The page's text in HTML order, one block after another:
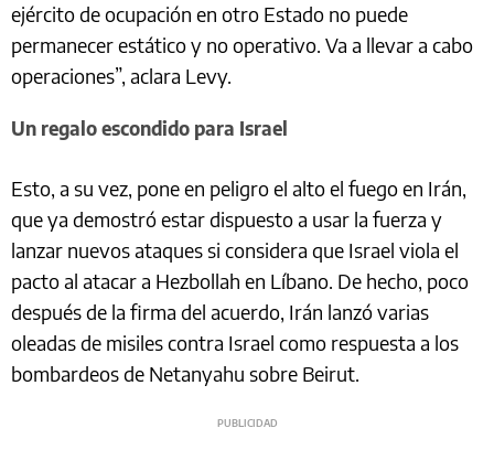
ejército de ocupación en otro Estado no puede
permanecer estático y no operativo. Va a llevar a cabo
operaciones”, aclara Levy.
Un regalo escondido para Israel
Esto, a su vez, pone en peligro el alto el fuego en Irán,
que ya demostró estar dispuesto a usar la fuerza y
lanzar nuevos ataques si considera que Israel viola el
pacto al atacar a Hezbollah en Líbano. De hecho, poco
después de la firma del acuerdo, Irán lanzó varias
oleadas de misiles contra Israel como respuesta a los
bombardeos de Netanyahu sobre Beirut.